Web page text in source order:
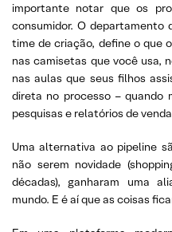
importante notar que os
consumidor. O departamento
time de criação, define o que
nas camisetas que você usa,
nas aulas que seus filhos
direta no processo – quando
pesquisas e relatórios de
Uma alternativa ao pipeline
não serem novidade
décadas), ganharam uma
mundo. E é aí que as coisas